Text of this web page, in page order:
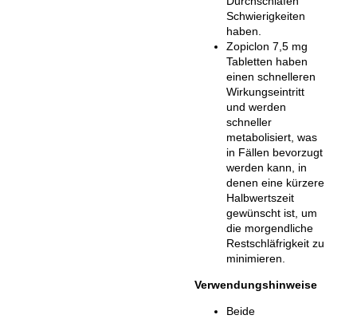
Schwierigkeiten
haben.
Zopiclon 7,5 mg
Tabletten haben
einen schnelleren
Wirkungseintritt
und werden
schneller
metabolisiert, was
in Fällen bevorzugt
werden kann, in
denen eine kürzere
Halbwertszeit
gewünscht ist, um
die morgendliche
Restschläfrigkeit zu
minimieren.
Verwendungshinweise
Beide